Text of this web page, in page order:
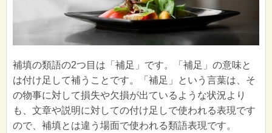
補填の類語の2つ目は「補足」です。「補足」の意味と
は付け足して補うことです。「補足」という言葉は、そ
の物事に対して損失や欠損が出ているような状況より
も、文章や説明に対しての付け足しで使われる表現です
ので、補填とは違う場面で使われる類語表現です。